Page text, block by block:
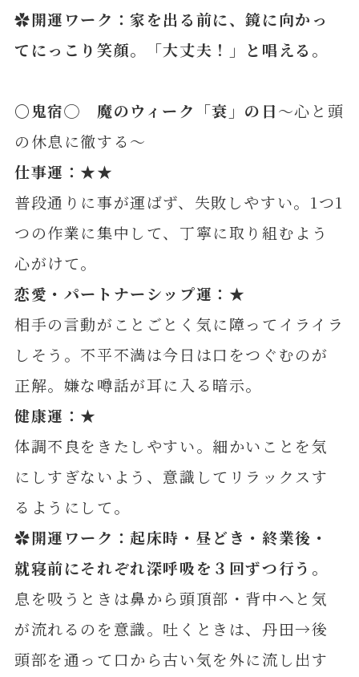
✿開運ワーク：家を出る前に、鏡に向かっ
てにっこり笑顔。「大丈夫！」と唱える 。
〇鬼宿◯ 魔のウィーク「衰」の日～心と頭
の休息に徹する～
仕事運：★★
普段通りに事が運ばず、失敗しやすい。1つ1
つの作業に集中して、丁寧に取り組むよう
心がけて。
恋愛・パートナーシップ運：★
相手の言動がことごとく気に障ってイライラ
しそう。不平不満は今日は口をつぐむのが
正解。嫌な噂話が耳に入る暗示。
健康運： ★
体調不良をきたしやすい。細かいことを気
にしすぎないよう、意識してリラックスす
るようにして。
✿開運ワーク：起床時・昼どき・終業後・
就寝前にそれぞれ深呼吸を３回ずつ行う 。
息を吸うときは鼻から頭頂部・背中へと気
が流れるのを意識。吐くときは、丹田→後
頭部を通って口から古い気を外に流し出す